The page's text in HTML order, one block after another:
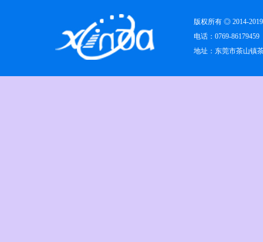
版权所有 ◎ 2014-
电话：0769-86179459
地址：东莞市茶山镇